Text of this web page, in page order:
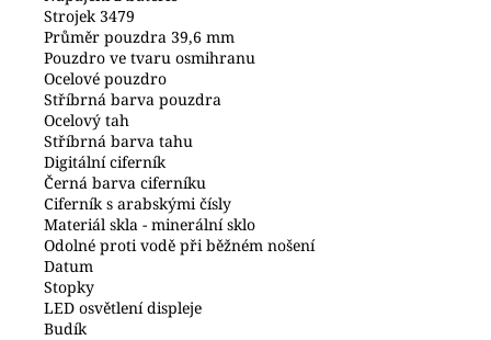
Strojek 3479
Průměr pouzdra 39,6 mm
Pouzdro ve tvaru osmihranu
Ocelové pouzdro
Stříbrná barva pouzdra
Ocelový tah
Stříbrná barva tahu
Digitální ciferník
Černá barva ciferníku
Ciferník s arabskými čísly
Materiál skla - minerální sklo
Odolné proti vodě při běžném nošení
Datum
Stopky
LED osvětlení displeje
Budík
HODINKY
PRIM
W01C.13051.C.
200
Kč